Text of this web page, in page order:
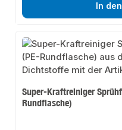
In
Super-Kraftreiniger
Rundflasche)